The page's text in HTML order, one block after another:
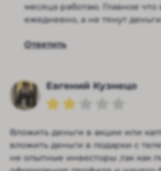
месяца работаю. Главное
ежедневно, а не тянут
Ответить
Евгений Кузнецо
Вложить деньги в акции или
вложить деньги в подарки с
не опытные инвесторы ,так как